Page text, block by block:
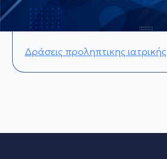
Δράσεις προληπτικης ιατρικής